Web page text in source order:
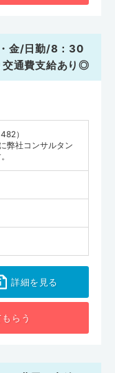
金/日勤/8：30
通費支給あり◎
）
弊社コンサルタン
詳細を見る
らう